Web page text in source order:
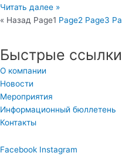
Читать далее »
« Назад Page1 Page2 Page3
Быстрые ссылки
О компании
Новости
Мероприятия
Информационный бюллетень
Контакты
Facebook Instagram